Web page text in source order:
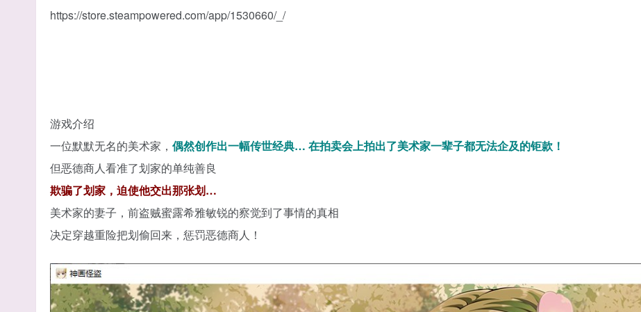
https://store.steampowered.com/app/1530660/_/
游戏介绍
一位默默无名的美术家， 偶然创作出一幅传世经典… 在拍卖会上拍出了美术家一辈子都无法企及的钜款！
但恶德商人看准了划家的单纯善良
欺骗了划家，迫使他交出那张划…
美术家的妻子，前盗贼蜜露希雅敏锐的察觉到了事情的真相
决定穿越重险把划偷回来，惩罚恶德商人！